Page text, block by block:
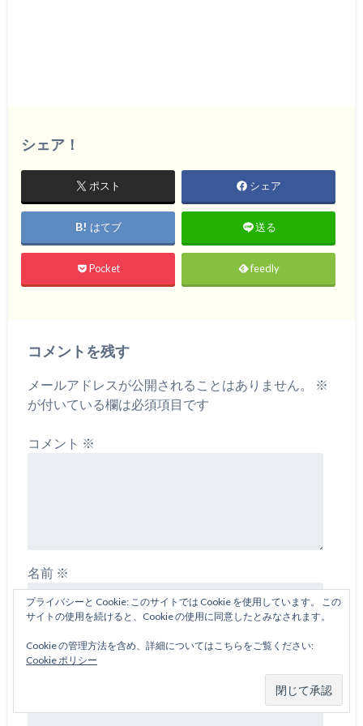
シェア！
ポスト シェア
はてブ 送る
Pocket feedly
コメントを残す
メールアドレスが公開されることはありません。
※
が付いている欄は必須項目です
コメント ※
名前 ※
プライバシーと Cookie: このサイトでは Cookie を使用しています。 この
サイトの使用を続けると、Cookie の使用に同意したとみなされます。
Cookie の管理方法を含め、詳細についてはこちらをご覧ください:
Cookie ポリシー